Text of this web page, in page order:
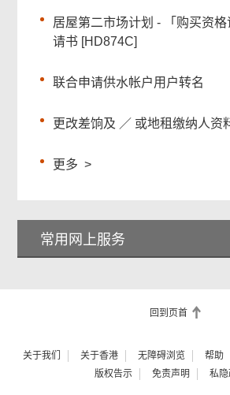
居屋第二市场计划 - 「购买资
请书 [HD874C]
联合申请供水帐户用户转名
更改差饷及 ／ 或地租缴纳人资
更多 >
常用网上服务
回到页首
关于我们 关于香港 无障碍浏览 帮助
版权告示
免责声明 私